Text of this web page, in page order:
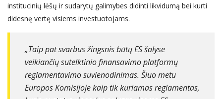
institucinių lėšų ir sudarytų galimybes didinti likvidumą bei kurti
didesnę vertę visiems investuotojams.
„Taip pat svarbus žingsnis būtų ES šalyse
veikiančių sutelktinio finansavimo platformų
reglamentavimo suvienodinimas. Šiuo metu
Europos Komisijoje kaip tik kuriamas reglamentas,